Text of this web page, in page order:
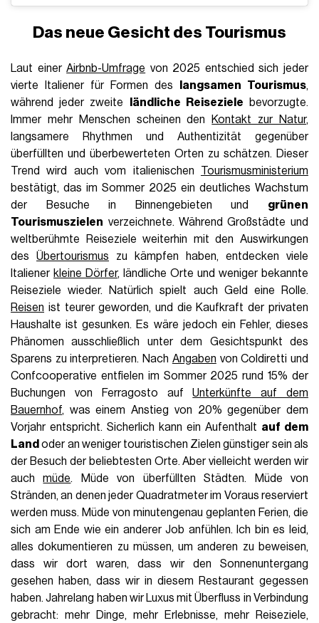
Das neue Gesicht des Tourismus
Laut einerAirbnb-Umfrage von 2025 entschied sich jeder
vierte Italiener für Formen des
langsamen Tourismus,
während jeder zweite
ländliche Reiseziele bevorzugte.
Immer mehr Menschen scheinen den
Kontakt zur Natur,
langsamere Rhythmen und Authentizität gegenüber
überfüllten und überbewerteten Orten zu schätzen. Dieser
Trend wird auch vom italienischen Tourismusministerium
bestätigt, das im Sommer 2025 ein deutliches Wachstum
der Besuche in Binnengebieten und grünen
Tourismuszielen verzeichnete. Während Großstädte und
weltberühmte Reiseziele weiterhin mit den Auswirkungen
desÜbertourismus zu kämpfen haben, entdecken viele
Italiener kleine Dörfer, ländliche Orte und weniger bekannte
Reiseziele wieder. Natürlich spielt auch Geld eine Rolle.
Reisen ist teurer geworden, und die Kaufkraft der privaten
Haushalte ist gesunken. Es wäre jedoch ein Fehler, dieses
Phänomen ausschließlich unter dem Gesichtspunkt des
Sparens zu interpretieren. Nach Angaben von Coldiretti und
Confcooperative entfielen im Sommer 2025 rund 15% der
Buchungen von Ferragosto aufUnterkünfte auf dem
Bauernhof, was einem Anstieg von 20% gegenüber dem
Vorjahr entspricht. Sicherlich kann ein Aufenthalt auf dem
Land oder an weniger touristischen Zielen günstiger sein als
der Besuch der beliebtesten Orte. Aber vielleicht werden wir
auchmüde. Müde von überfüllten Städten. Müde von
Stränden, an denen jeder Quadratmeter im Voraus reserviert
werden muss. Müde von minutengenau geplanten Ferien, die
sich am Ende wie ein anderer Job anfühlen. Ich bin es leid,
alles dokumentieren zu müssen, um anderen zu beweisen,
dass wir dort waren, dass wir den Sonnenuntergang
gesehen haben, dass wir in diesem Restaurant gegessen
haben. Jahrelang haben wir Luxus mit Überfluss in Verbindung
gebracht: mehr Dinge, mehr Erlebnisse, mehr Reiseziele,